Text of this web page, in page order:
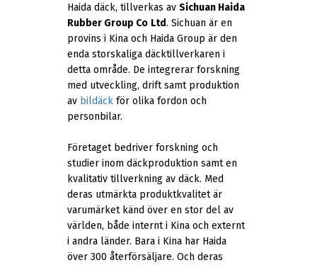
Haida däck, tillverkas avSichuan Haida
Rubber Group Co Ltd. Sichuan är en
provins i Kina och Haida Group är den
enda storskaliga däcktillverkaren i
detta område. De integrerar forskning
med utveckling, drift samt produktion
av bildäck för olika fordon och
personbilar.
Företaget bedriver forskning och
studier inom däckproduktion samt en
kvalitativ tillverkning av däck. Med
deras utmärkta produktkvalitet är
varumärket känd över en stor del av
världen, både internt i Kina och externt
i andra länder. Bara i Kina har Haida
över 300 återförsäljare. Och deras